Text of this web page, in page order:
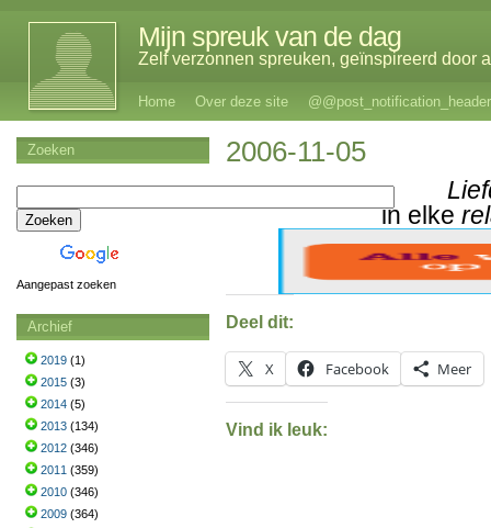
Mijn spreuk van de dag
Zelf verzonnen spreuken, geïnspireerd door
Home Over deze site @@post_notification_header
2006-11-05
in elke
Deel dit:
X Facebook Meer
Vind ik leuk:
Zoeken
Aangepast zoeken
Archief
2019 (1)
2015 (3)
2014 (5)
2013 (134)
2012 (346)
2011 (359)
2010 (346)
2009 (364)